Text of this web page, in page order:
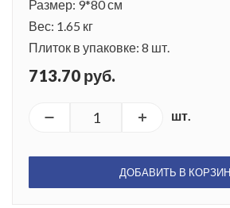
Размер: 9*80 см
Вес: 1.65 кг
Плиток в упаковке: 8 шт.
713.70 руб.
шт.
ДОБАВИТЬ В